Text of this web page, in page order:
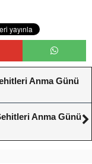
Anma Günü
Anma Günü